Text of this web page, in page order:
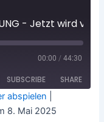
00:00 / 44:30
SUBSCRIBE SHARE
Podcasts
abspielen
8. Mai 2025